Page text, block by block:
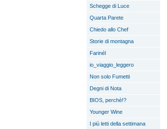
Schegge di Luce
Quarta Parete
Chiedo allo Chef
Storie di montagna
Farinél
io_viaggio_leggero
Non solo Fumetti
Degni di Nota
BIOS, perchè!?
Younger Wine
I più letti della settimana